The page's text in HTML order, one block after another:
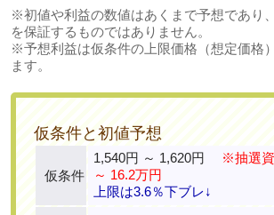
※初値や利益の数値はあくまで予想であり
を保証するものではありません。
※予想利益は仮条件の上限価格（想定価格
ます。
仮条件と初値予想
仮条件
1,540円 ～ 1,620円
※抽選
～ 16.2万円
上限は3.6％下ブレ↓